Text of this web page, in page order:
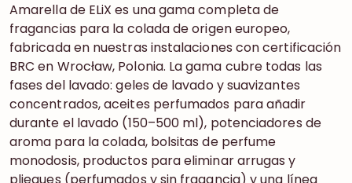
Amarella de ELiX es una gama completa de
fragancias para la colada de origen europeo,
fabricada en nuestras instalaciones con certificación
BRC en Wrocław, Polonia. La gama cubre todas las
fases del lavado: geles de lavado y suavizantes
concentrados, aceites perfumados para añadir
durante el lavado (150–500 ml), potenciadores de
aroma para la colada, bolsitas de perfume
monodosis, productos para eliminar arrugas y